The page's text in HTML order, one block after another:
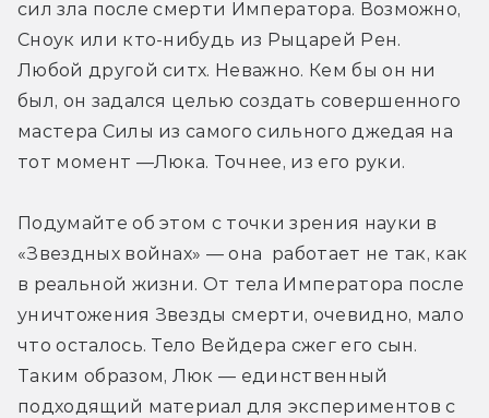
сил зла после смерти Императора. Возможно,
Сноук или кто-нибудь из Рыцарей Рен.
Любой другой ситх. Неважно. Кем бы он ни
был, он задался целью создать совершенного
мастера Силы из самого сильного джедая на
тот момент —Люка. Точнее, из его руки.
Подумайте об этом с точки зрения науки в
«Звездных войнах» — она  работает не так, как
в реальной жизни. От тела Императора после
уничтожения Звезды смерти, очевидно, мало
что осталось. Тело Вейдера сжег его сын.
Таким образом, Люк — единственный
подходящий материал для экспериментов с